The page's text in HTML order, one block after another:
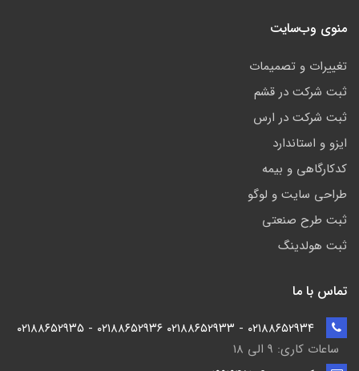
منوی وب‌سایت
تغییرات و تصمیمات
ثبت شرکت در قشم
ثبت شرکت در ارس
ایزو و استاندارد
کدکارگاهی و بیمه
طراحی سایت و لوگو
ثبت طرح صنعتی
ثبت هولدینگ
تماس با ما
ساعات کاری: ۹ الی ۱۸